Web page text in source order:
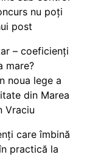
nu poți
post
– coeficienți
mare?
noua lege a
din Marea
Vraciu
care îmbină
practică la